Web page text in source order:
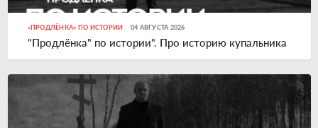
«ПРОДЛЁНКА» ПО ИСТОРИИ 04 АВГУСТА 2026
"Продлёнка" по истории". Про историю купальника